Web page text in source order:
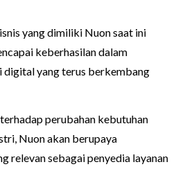
yang dimiliki Nuon saat ini
keberhasilan dalam
digital yang terus berkembang
perubahan kebutuhan
Nuon akan berupaya
relevan sebagai penyedia layanan